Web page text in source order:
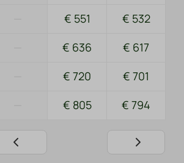
€ 551 € 532
€ 636 € 617
€ 720 € 701
€ 805 € 794